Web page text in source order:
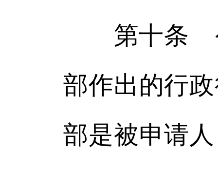
第十条 公
部作出的行
部是被申请